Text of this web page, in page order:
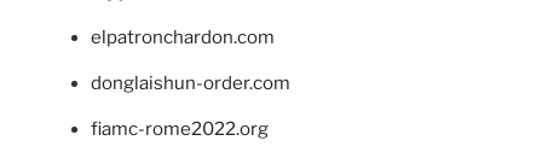
elpatronchardon.com
donglaishun-order.com
fiamc-rome2022.org